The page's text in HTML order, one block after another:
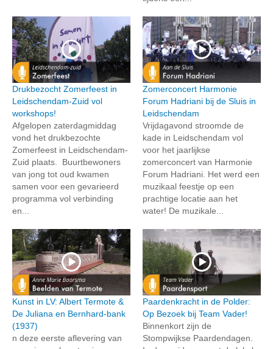
Drukbezocht Zomerfeest in
Leidschendam-Zuid vol
workshops!
Afgelopen zaterdagmiddag
vond het drukbezochte
Zomerfeest in Leidschendam-
Zuid plaats. Buurtbewoners
van jong tot oud kwamen
samen voor een gevarieerd
programma vol verbinding
en...
Zomerconcert Harmonie
Forum Hadriani bij de Sluis in
Leidschendam
Vrijdagavond stroomde de
kade in Leidschendam vol
voor het jaarlijkse
zomerconcert van Harmonie
Forum Hadriani. Het werd een
muzikaal feestje op een
prachtige locatie aan het
water! De muzikale...
Kunst in LV: Albert Termote &
De Juliana en Bernhard-bank
(1937)
n deze eerste aflevering van
Paardenkracht in de Polder:
Op Bezoek bij Team Vader!
Binnenkort zijn de
Stompwijkse Paardendagen.